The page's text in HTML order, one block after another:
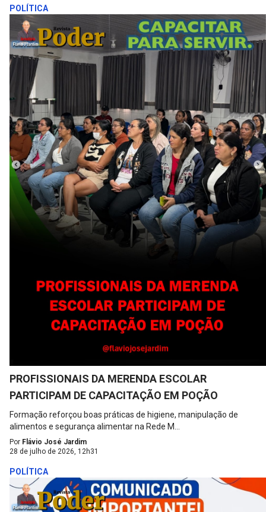
POLÍTICA
PROFISSIONAIS DA MERENDA ESCOLAR
PARTICIPAM DE CAPACITAÇÃO EM POÇÃO
Formação reforçou boas práticas de higiene, manipulação de
alimentos e segurança alimentar na Rede M...
Por Flávio José Jardim
28 de julho de 2026, 12h31
POLÍTICA